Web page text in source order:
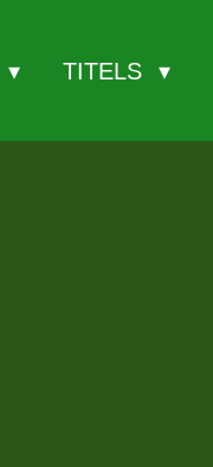
TITELS